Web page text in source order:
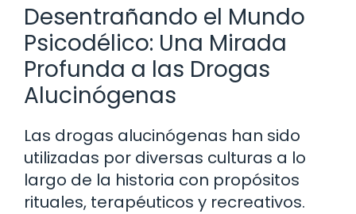
Desentrañando el Mundo
Psicodélico: Una Mirada
Profunda a las Drogas
Alucinógenas
Las drogas alucinógenas han sido
utilizadas por diversas culturas a lo
largo de la historia con propósitos
rituales, terapéuticos y recreativos.